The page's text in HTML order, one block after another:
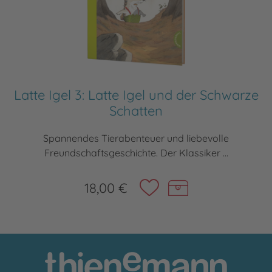
Latte Igel 3: Latte Igel und der Schwarze
Schatten
Spannendes Tierabenteuer und liebevolle
Freundschaftsgeschichte. Der Klassiker ...
18,00 €